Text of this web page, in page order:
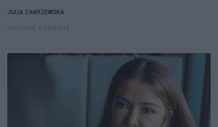
JULIA ZAKRZEWSKA